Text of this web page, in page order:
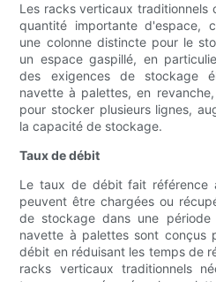
Les racks verticaux traditionnels
quantité importante d'espace,
une colonne distincte pour le
un espace gaspillé, en
des exigences de stockage
navette à palettes, en
pour stocker plusieurs lignes,
la capacité de stockage.
Taux de débit
Le taux de débit fait référence
peuvent être chargées ou
de stockage dans une période
navette à palettes sont conçus
débit en réduisant les temps de
racks verticaux traditionnels